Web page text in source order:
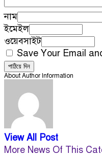
নাম
ইমেইল
ওয়েবসাইট
Save Your Email
About Author Information
View All Post
More News Of This